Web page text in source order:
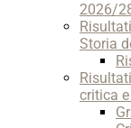
2026/
Storia
critica